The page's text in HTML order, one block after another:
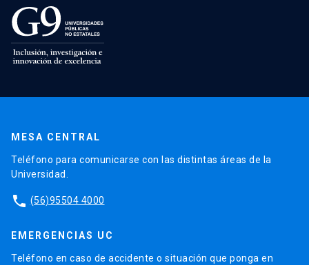
MESA CENTRAL
Teléfono para comunicarse con las distintas áreas de la
Universidad.
phone (56)95504 4000
EMERGENCIAS UC
Teléfono en caso de accidente o situación que ponga en